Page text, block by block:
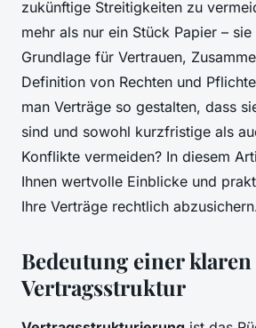
zukünftige Streitigkeiten zu
mehr als nur ein Stück Papier –
Grundlage für Vertrauen,
Definition von Rechten und
man Verträge so gestalten, dass
sind und sowohl kurzfristige als
Konflikte vermeiden? In diesem
Ihnen wertvolle Einblicke und
Ihre Verträge rechtlich
Bedeutung einer klaren
Vertragsstruktur